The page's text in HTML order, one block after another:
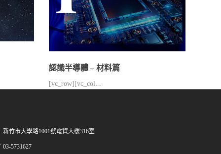
認識半導體 – 材料篇
[vc_row][vc_col...
新竹市大學路1001號電資大樓316室
03-5731627